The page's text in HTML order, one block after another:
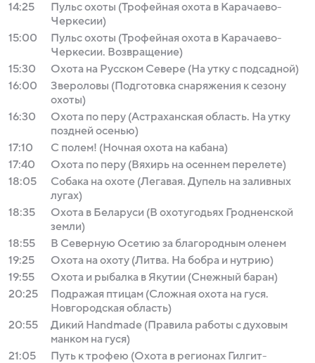
14:25
Пульс охоты (Трофейная охота в Карачаево-
Черкесии)
15:00
Пульс охоты (Трофейная охота в Карачаево-
Черкесии. Возвращение)
15:30
Охота на Русском Севере (На утку с подсадной)
16:00
Звероловы (Подготовка снаряжения к сезону
охоты)
16:30
Охота по перу (Астраханская область. На утку
поздней осенью)
17:10
С полем! (Ночная охота на кабана)
17:40
Охота по перу (Вяхирь на осеннем перелете)
18:05
Собака на охоте (Легавая. Дупель на заливных
лугах)
18:35
Охота в Беларуси (В охотугодьях Гродненской
земли)
18:55
В Северную Осетию за благородным оленем
19:25
Охота на охоту (Литва. На бобра и нутрию)
19:55
Охота и рыбалка в Якутии (Снежный баран)
20:25
Подражая птицам (Сложная охота на гуся.
Новгородская область)
20:55
Дикий Handmade (Правила работы с духовым
манком на гуся)
21:05
Путь к трофею (Охота в регионах Гилгит-